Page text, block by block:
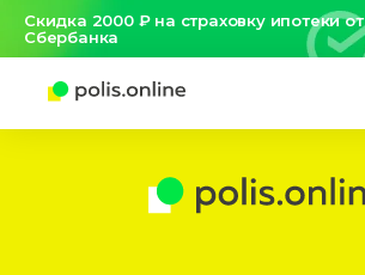
Скидка 2000 ₽ на страховку ипотеки от
Сбербанка